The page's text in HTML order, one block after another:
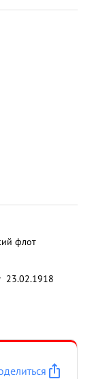
флот
23.02.1918